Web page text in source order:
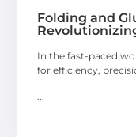
Folding and
In the fast-paced
for efficiency,